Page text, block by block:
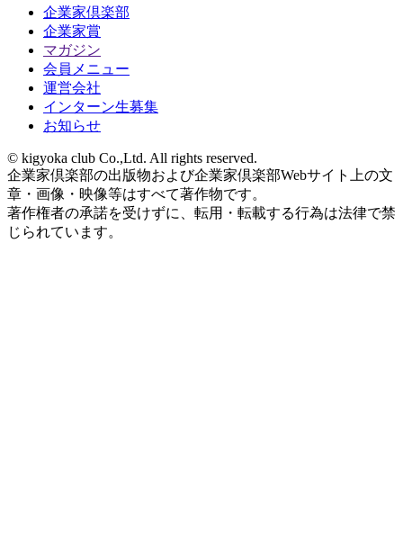
企業家倶楽部
企業家賞
マガジン
会員メニュー
運営会社
インターン生募集
お知らせ
© kigyoka club Co.,Ltd. All rights reserved.
企業家倶楽部の出版物および企業家倶楽部Webサイト上の文
章・画像・映像等はすべて著作物です。
著作権者の承諾を受けずに、転用・転載する行為は法律で禁
じられています。